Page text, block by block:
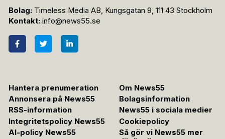
Bolag: Timeless Media AB, Kungsgatan 9, 111 43 Stockholm
Kontakt: info@news55.se
Hantera prenumeration
Om News55
Annonsera på News55
Bolagsinformation
RSS-information
News55 i sociala medier
Integritetspolicy News55
Cookiepolicy
AI-policy News55
Så gör vi News55 mer